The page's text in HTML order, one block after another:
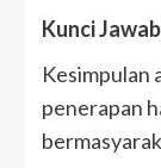
Kunci
Kesimpulan
penerapan